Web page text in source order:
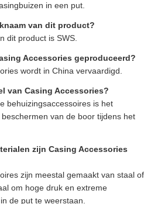
in een put.
van dit product?
dit product is SWS.
Accessories geproduceerd?
wordt in China vervaardigd.
van Casing Accessories?
behuizingsaccessoires is het
van de boor tijdens het
zijn Casing Accessories
zijn meestal gemaakt van staal of
om hoge druk en extreme
de put te weerstaan.